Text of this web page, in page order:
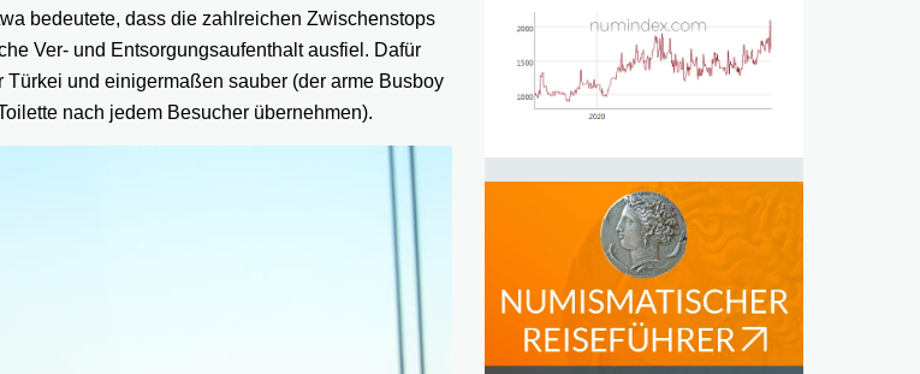
bedeutete, dass die zahlreichen Zwischenstops
Ver- und Entsorgungsaufenthalt ausfiel. Dafür
und einigermaßen sauber (der arme Busboy
nach jedem Besucher übernehmen).